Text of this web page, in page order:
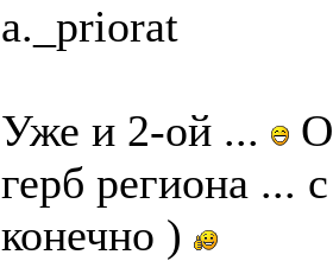
a._priorat
Уже и 2-ой ...
герб региона ...
конечно )